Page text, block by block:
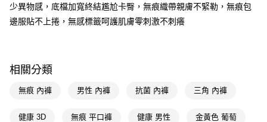
便利好安心！
１．簡單：不需註冊會員、不需綁卡、不需儲值。
２．便利：只要手機號碼，簡訊認證，即可結帳。
１．於結帳方式選擇「AFTEE先享後付」後，將跳轉至「AFTEE先享後付」
２．訂單成立數日內，您將收到繳費通知簡訊。
ATM／網路銀行／等多元方式進行付款，方視為交易完成。
運送方式
每筆NT$65，滿NT$390(含以上)免運費
萊爾富取貨付款
少異物感，底檔加寬終結尷尬卡臀，無痕織帶親膚不緊勒，無痕包
邊服貼不上捲，無感標籤呵護肌膚零刺激不刺癢
相關分類
無痕 內褲 男性 內褲 抗菌 內褲 三角 內褲
健康 3D 無痕 平口褲 健康 男性 金黃色 葡萄